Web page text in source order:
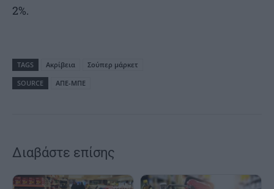
2%.
TAGS Ακρίβεια
Σούπερ μάρκετ
SOURCE
ΑΠΕ-ΜΠΕ
Διαβάστε επίσης